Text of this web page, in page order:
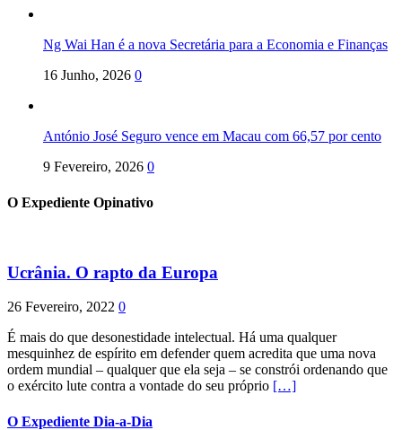
Ng Wai Han é a nova Secretária para a Economia e Finanças
16 Junho, 2026 0
António José Seguro vence em Macau com 66,57 por cento
9 Fevereiro, 2026 0
O Expediente Opinativo
Ucrânia. O rapto da Europa
26 Fevereiro, 2022 0
É mais do que desonestidade intelectual. Há uma qualquer
mesquinhez de espírito em defender quem acredita que uma nova
ordem mundial – qualquer que ela seja – se constrói ordenando que
o exército lute contra a vontade do seu próprio […]
O Expediente Dia-a-Dia